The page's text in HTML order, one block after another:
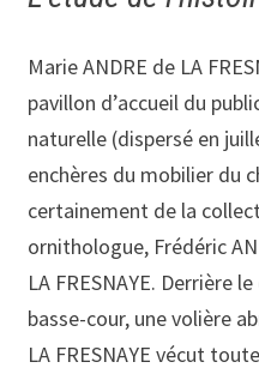
Marie ANDRE de LA
pavillon d’accueil du
naturelle (dispersé en
enchères du mobilier du
certainement de la
ornithologue, Frédéric
LA FRESNAYE. Derrière
basse-cour, une volière
LA FRESNAYE vécut